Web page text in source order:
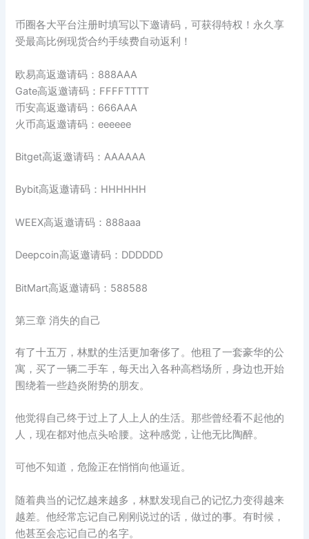
币圈各大平台注册时填写以下邀请码，可获得特权！永久享
受最高比例现货合约手续费自动返利！
欧易高返邀请码：888AAA
Gate高返邀请码：FFFFTTTT
币安高返邀请码：666AAA
火币高返邀请码：eeeeee
Bitget高返邀请码：AAAAAA
Bybit高返邀请码：HHHHHH
WEEX高返邀请码：888aaa
Deepcoin高返邀请码：DDDDDD
BitMart高返邀请码：588588
第三章 消失的自己
有了十五万，林默的生活更加奢侈了。他租了一套豪华的公
寓，买了一辆二手车，每天出入各种高档场所，身边也开始
围绕着一些趋炎附势的朋友。
他觉得自己终于过上了人上人的生活。那些曾经看不起他的
人，现在都对他点头哈腰。这种感觉，让他无比陶醉。
可他不知道，危险正在悄悄向他逼近。
随着典当的记忆越来越多，林默发现自己的记忆力变得越来
越差。他经常忘记自己刚刚说过的话，做过的事。有时候，
他甚至会忘记自己的名字。